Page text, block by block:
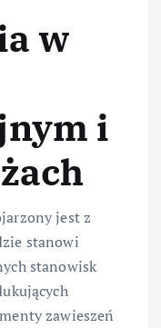
w
i
jest z
stanowi
stanowisk
zawieszeń